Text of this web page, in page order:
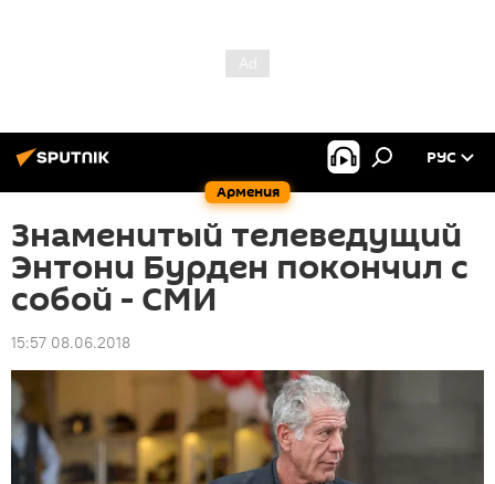
Армения
РУС
Знаменитый телеведущий
Энтони Бурден покончил с
собой - СМИ
15:57 08.06.2018